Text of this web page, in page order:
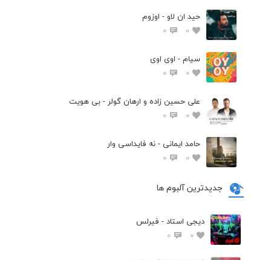
حید ان لاو - اوزوم
0
0
سیام - اوی اوی
0
0
علی حسین زاده و ارهان گولر - بی هویت
0
0
حامد ایمانی - نه فایداسی وار
0
0
جدیدترین آلبوم ها
دیجی استاد - فیرلس
0
0